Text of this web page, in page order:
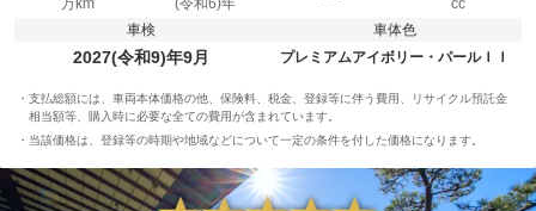
万km (令和6)年
cc
車検
2027(令和9)年9月
車体色
プレミアムアイボリー・パールＩＩ
支払総額には、車両本体価格の他、保険料、税金、登録等に伴う費用、リサイクル預託金
相当額等、購入時に必要な全ての費用が含まれています。
当該価格は、登録等の時期や地域などについて一定の条件を付した価格になります。